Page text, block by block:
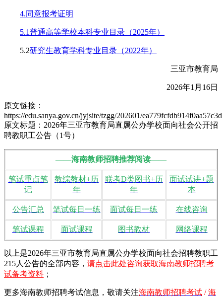
4.同意报考证明
5.1普通高等学校本科专业目录（2025年）
5.2研究生教育学科专业目录（2022年）
三亚市教育局
2026年1月16日
原文链接：
https://edu.sanya.gov.cn/jyjsite/tzgg/202601/
原文标题：2026年三亚市教育局直属公办学校面向社会公开招
聘教职工公告（1号）
——海南教师招聘推荐阅读——
笔试重点笔
记
教综教材+历
年
联考D类图书+历
年
面试试讲+题
本
公告汇总 笔试每日一练 面试每日一练 在线咨询
笔试课程 面试课程 图书教材 网络课程
以上是2026年三亚市教育局直属公办学校面向社会招聘教职工
215人公告的全部内容， 请点击此处咨询获取海南教师招聘考
试备考资料 ；
更多海南教师招聘考试信息，敬请关注海南教师招聘考试 /海